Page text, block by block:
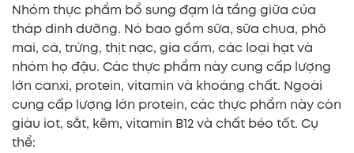
Nhóm thực phẩm bổ sung đạm là tầng giữa của
tháp dinh dưỡng. Nó bao gồm sữa, sữa chua, phô
mai, cá, trứng, thịt nạc, gia cầm, các loại hạt và
nhóm họ đậu. Các thực phẩm này cung cấp lượng
lớn canxi, protein, vitamin và khoáng chất. Ngoài
cung cấp lượng lớn protein, các thực phẩm này còn
giàu iot, sắt, kẽm, vitamin B12 và chất béo tốt. Cụ
thể: